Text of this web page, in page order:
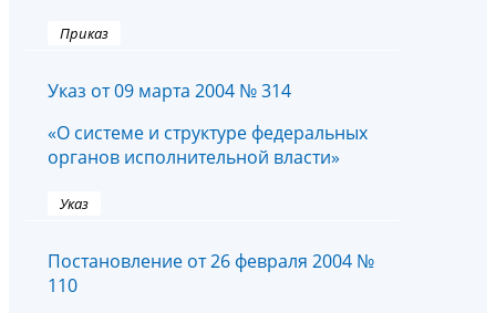
Приказ
Указ от 09 марта 2004 № 314
«О системе и структуре федеральных
органов исполнительной власти»
Указ
Постановление от 26 февраля 2004 №
110